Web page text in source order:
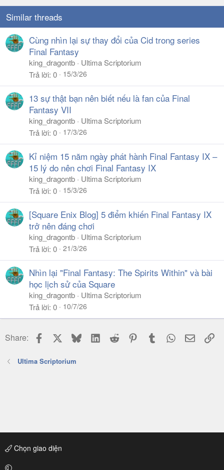
i
o
s
:
Similar threads
Cùng nhìn lại sự thay đổi của Cid trong series
Final Fantasy
king_dragontb
Ultima Scriptorium
Trả lời 0 15/3/26
13 sự thật bạn nên biết nếu là fan của Final
Fantasy VII
king_dragontb
Ultima Scriptorium
Trả lời 0 17/3/26
Kỉ niệm 15 năm ngày phát hành Final Fantasy IX –
15 lý do nên chơi Final Fantasy IX
king_dragontb
Ultima Scriptorium
Trả lời 0 15/3/26
[Square Enix Blog] 5 điểm khiến Final Fantasy IX
trở nên đáng chơi
king_dragontb
Ultima Scriptorium
Trả lời 0 21/3/26
Nhìn lại "Final Fantasy: The Spirits Within" và bài
học lịch sử của Square
king_dragontb
Ultima Scriptorium
Trả lời 0 10/7/26
Share: Facebook BlueskyLinkedIn
Reddit PinterestTumblr WhatsApp
Email
Ultima Scriptorium
Chọn giao diện